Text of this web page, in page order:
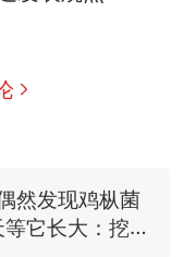
肉大王”称
鱼徒手将其拽
呼震惊 （视频